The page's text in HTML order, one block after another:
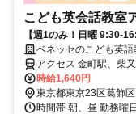
こども英会話教室
【週1のみ！日曜 9:30-
心に活躍する職場です／
ベネッセのこども英
アクセス 金町駅、柴
時給1,640円
東京都東京23区葛飾区
時間帯 朝、昼 勤務曜